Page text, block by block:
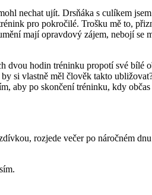
nechat ujít. Drsňáka s culíkem
pro pokročilé. Trošku mě to,
mají opravdový zájem, nebojí se
dvou hodin tréninku propotí své bílé
si vlastně měl člověk takto
aby po skončení tréninku, kdy občas
rozjede večer po náročném